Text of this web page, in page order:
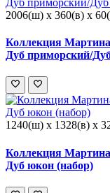
2006(ш) x 360(в) x
Коллекция
Дуб приморский/
1240(ш) x 1328(в) x
Коллекция
Дуб юкон (набор)